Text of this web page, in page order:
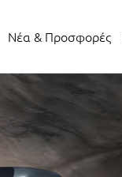
Νέα & Προσφορές